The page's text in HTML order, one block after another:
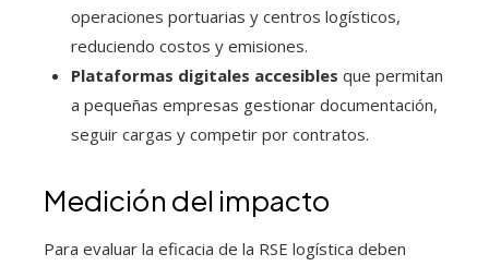
operaciones portuarias y centros logísticos,
reduciendo costos y emisiones.
Plataformas digitales accesibles que permitan
a pequeñas empresas gestionar documentación,
seguir cargas y competir por contratos.
Medición del impacto
Para evaluar la eficacia de la RSE logística deben